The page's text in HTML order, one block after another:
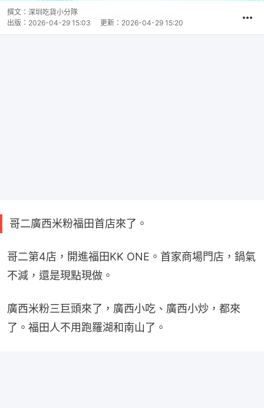
撰文： 深圳吃貨小分隊
出版： 2026-04-29 15:03 更新： 2026-04-29 15:20
哥二廣西米粉福田首店來了。
哥二第4店，開進福田KK ONE。首家商場門店，鍋氣
不減，還是現點現做。
廣西米粉三巨頭來了，廣西小吃、廣西小炒，都來
了。福田人不用跑羅湖和南山了。